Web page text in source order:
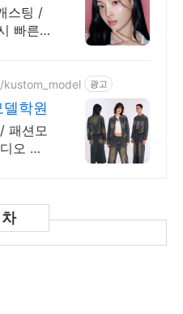
공
스팅 /
빠른
광고
학원
패션모
오 운